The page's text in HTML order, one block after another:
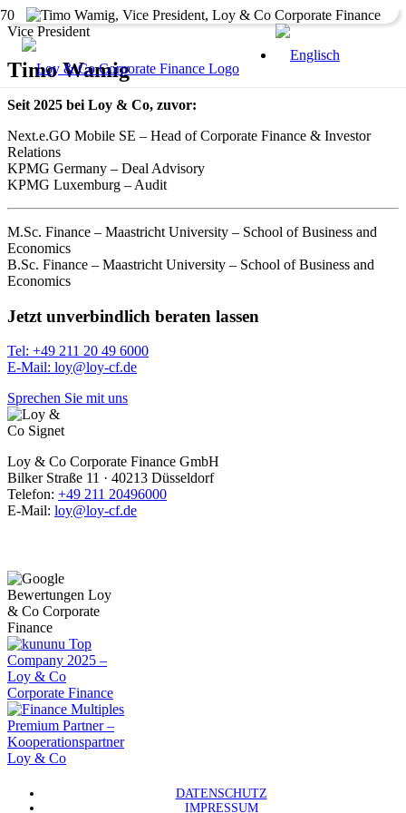
Vice President
Timo Wamig
Seit 2025 bei Loy & Co, zuvor:
Next.e.GO Mobile SE – Head of Corporate Finance & Investor
Relations
KPMG Germany – Deal Advisory
KPMG Luxemburg – Audit
M.Sc. Finance – Maastricht University – School of Business and
Economics
B.Sc. Finance – Maastricht University – School of Business and
Economics
Jetzt unverbindlich beraten lassen
Tel: +49 211 20 49 6000
E-Mail: loy@loy-cf.de
Sprechen Sie mit uns
Loy & Co Corporate Finance GmbH
Bilker Straße 11 · 40213 Düsseldorf
Telefon: +49 211 20496000
E-Mail: loy@loy-cf.de
DATENSCHUTZ
IMPRESSUM